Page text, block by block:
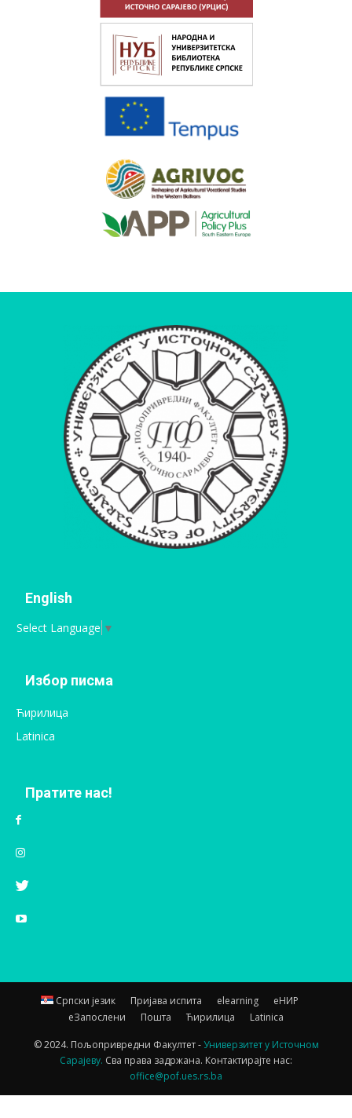
English
Select Language ▼
Избор писма
Ћирилица
Latinica
Пратите нас!
Српски језик Пријава испита elearning
еНИР
еЗапослени
Пошта Ћирилица Latinica
© 2024. Пољопривредни Факултет -Универзитет у Источном
Сарајеву. Сва права задржана. Контактирајте нас:
office@pof.ues.rs.ba